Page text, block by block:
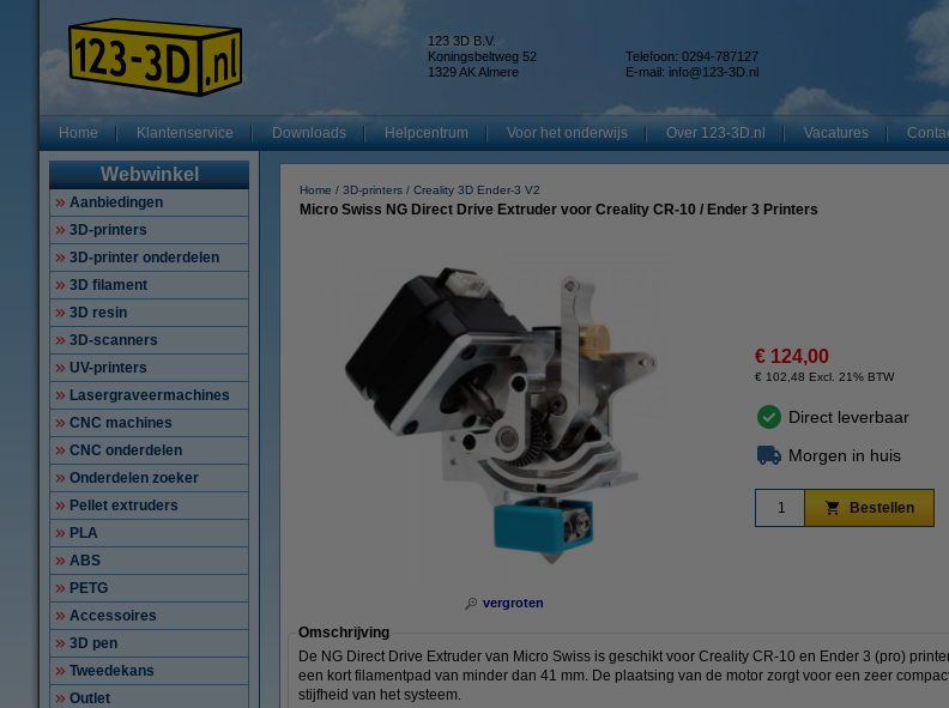
123 3D B.V.
Koningsbeltweg 52
1329 AK Almere
Telefoon: 0294-787127
E-mail: info@123-3D.nl
Home Klantenservice Downloads Helpcentrum Voor het onderwijs Over 123-3D.nl Vacatures
Webwinkel
Aanbiedingen
3D-printers
3D-printer onderdelen
3D filament
3D resin
3D-scanners
UV-printers
Lasergraveermachines
CNC machines
CNC onderdelen
Onderdelen zoeker
Pellet extruders
PLA
ABS
PETG
Accessoires
3D pen
Tweedekans
Outlet
Home 3D-printers Creality 3D Ender-3 V2
Micro Swiss NG Direct Drive Extruder voor Creality CR-10 / Ender 3 Printers
vergroten
€ 124,00
€ 102,48 Excl. 21% BTW
Direct leverbaar
Morgen in huis
Bestellen
Omschrijving
De NG Direct Drive Extruder van Micro Swiss is geschikt voor Creality CR-10 en Ender 3 (pro)
een kort filamentpad van minder dan 41 mm. De plaatsing van de motor zorgt voor een zeer
stijfheid van het systeem.